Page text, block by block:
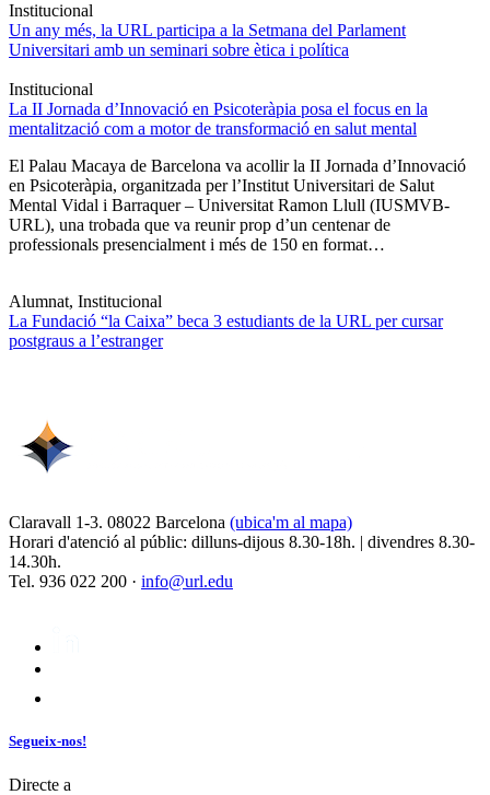
Institucional
Un any més, la URL participa a la Setmana del Parlament
Universitari amb un seminari sobre ètica i política
Institucional
La II Jornada d’Innovació en Psicoteràpia posa el focus en la
mentalització com a motor de transformació en salut mental
El Palau Macaya de Barcelona va acollir la II Jornada d’Innovació
en Psicoteràpia, organitzada per l’Institut Universitari de Salut
Mental Vidal i Barraquer – Universitat Ramon Llull (IUSMVB-
URL), una trobada que va reunir prop d’un centenar de
professionals presencialment i més de 150 en format…
Alumnat, Institucional
La Fundació “la Caixa” beca 3 estudiants de la URL per cursar
postgraus a l’estranger
Claravall 1-3. 08022 Barcelona (ubica'm al mapa)
Horari d'atenció al públic: dilluns-dijous 8.30-18h. | divendres 8.30-
14.30h.
Tel. 936 022 200 · info@url.edu
Segueix-nos!
Directe a